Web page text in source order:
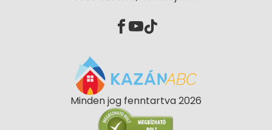
Minden jog fenntartva 2026